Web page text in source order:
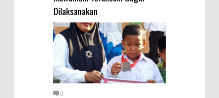
Dilaksanakan
0